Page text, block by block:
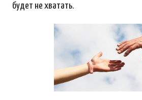
будет не хватать.